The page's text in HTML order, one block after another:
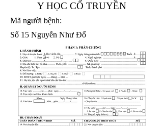
Y HỌC CỔ TRUYỀN
Mã người bệnh:
Số 15 Nguyễn Như Đổ
1. Họ và tên (In
hoa):
1 9 9 5
8
8
X
X